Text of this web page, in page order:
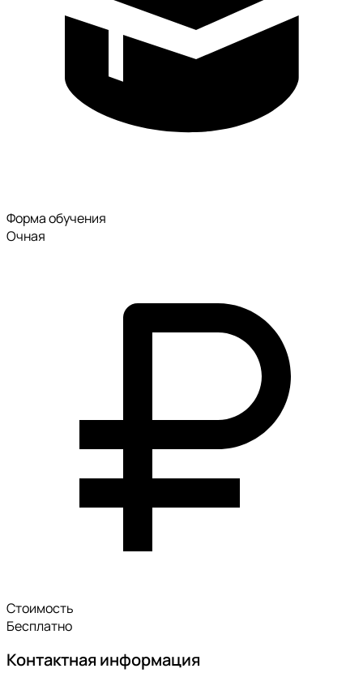
Форма обучения
Очная
Стоимость
Бесплатно
Контактная информация